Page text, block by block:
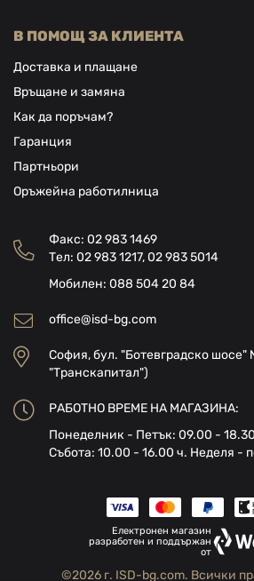
В ПОМОЩ ЗА КЛИЕНТА
Доставка и плащане
Връщане и замяна
Как да поръчам?
Гаранция
Партньори
Оръжейна работилница
Факс: 02 983 1469
Тел: 02 983 1217,02 983 5014
Мобилен: 088 504 20 84
office@isd-bg.com
София, бул. "Ботевградско шосе"
"Транскапитал")
РАБОТНО ВРЕМЕ НА МАГАЗИНА:
Понеделник - Петък: 09.00 -
Събота: 10.00 - 16.00 ч. Неделя -
©2026 г. ISD-bg.com. Всички
Електронен магазин
разработен и поддържан
от